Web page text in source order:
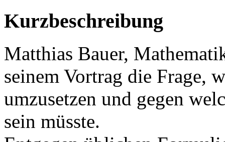
Kurzbeschreibung
Matthias Bauer,
seinem Vortrag die Frage,
umzusetzen und gegen
sein müsste.